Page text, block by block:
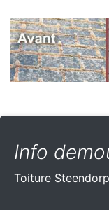
Info
Toiture